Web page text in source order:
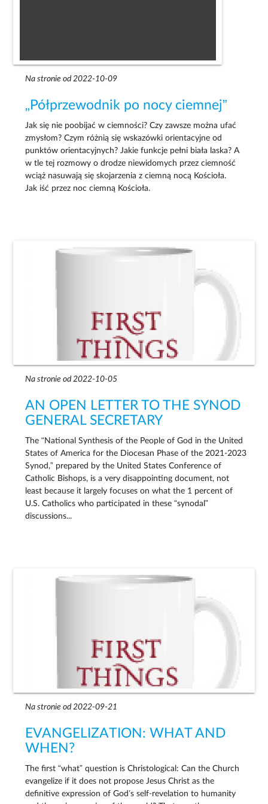
Na stronie od 2022-10-09
„Półprzewodnik po nocy ciemnej”
Jak się nie poobijać w ciemności? Czy zawsze można ufać
zmysłom? Czym różnią się wskazówki orientacyjne od
punktów orientacyjnych? Jakie funkcje pełni biała laska? A
w tle tej rozmowy o drodze niewidomych przez ciemność
wciąż nasuwają się skojarzenia z ciemną nocą Kościoła.
Jak iść przez noc ciemną Kościoła.
Na stronie od 2022-10-05
AN OPEN LETTER TO THE SYNOD
GENERAL SECRETARY
The “National Synthesis of the People of God in the United
States of America for the Diocesan Phase of the 2021-2023
Synod,” prepared by the United States Conference of
Catholic Bishops, is a very disappointing document, not
least because it largely focuses on what the 1 percent of
U.S. Catholics who participated in these “synodal”
discussions...
Na stronie od 2022-09-21
EVANGELIZATION: WHAT AND
WHEN?
The first “what” question is Christological: Can the Church
evangelize if it does not propose Jesus Christ as the
definitive expression of God’s self-revelation to humanity